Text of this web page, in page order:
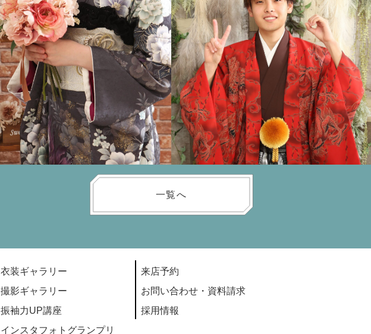
一覧へ
衣装ギャラリー
撮影ギャラリー
振袖力UP講座
インスタフォトグランプリ
来店予約
お問い合わせ・資料請求
採用情報